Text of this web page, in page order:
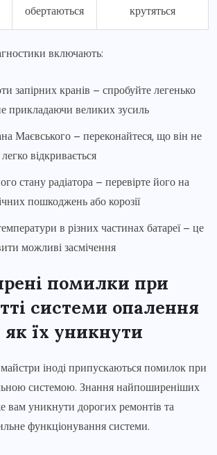
обертаються крутяться
включають:
запірних кранів – спробуйте легенько
прикладаючи великих зусиль
Маєвського – переконайтеся, що він не
відкривається
стану радіатора – перевірте його на
пошкоджень або корозії
в різних частинах батареї – це
можливі засмічення
помилки при
системи опалення
як їх уникнути
майстри іноді припускаються помилок при
системою. Знання найпоширеніших
вам уникнути дорогих ремонтів та
функціонування системи.